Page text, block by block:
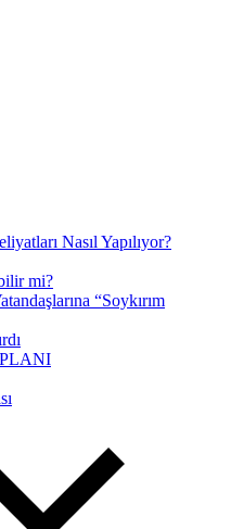
Nasıl Yapılıyor?
mi?
“Soykırım